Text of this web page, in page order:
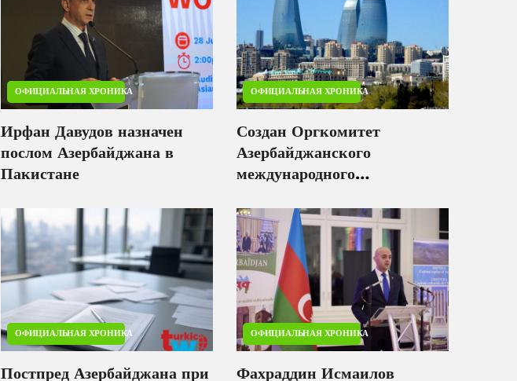
ОФИЦИАЛЬНАЯ ХРОНИКА
Ирфан Давудов назначен
послом Азербайджана в
Пакистане
ОФИЦИАЛЬНАЯ ХРОНИКА
Создан Оргкомитет
Азербайджанского
международного
ОФИЦИАЛЬНАЯ ХРОНИКА
Постпред Азербайджана при
ОФИЦИАЛЬНАЯ ХРОНИКА
Фахраддин Исмаилов